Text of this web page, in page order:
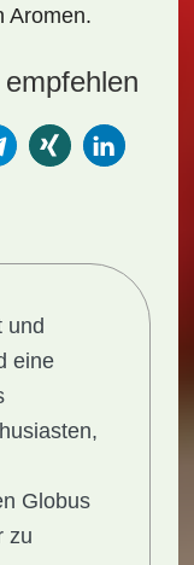
Aromen.
und
eine
Globus
zu